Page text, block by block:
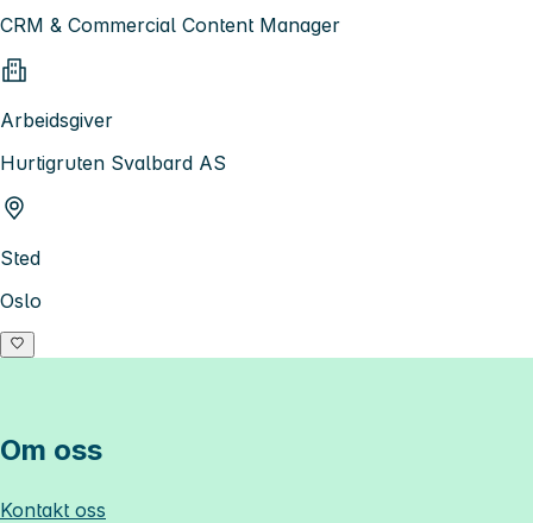
CRM & Commercial Content Manager
Arbeidsgiver
Hurtigruten Svalbard AS
Sted
Oslo
Om oss
Kontakt oss